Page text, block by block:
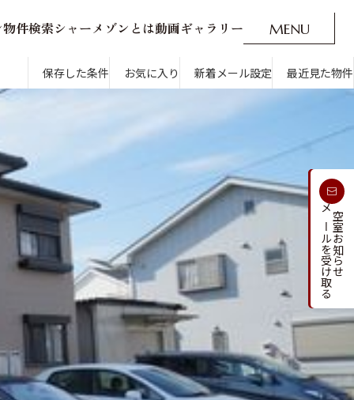
物件検索シ ャーメ ゾン とは動画ギャ ラ リ ー MENU
O
新着メール設定 最近見た物件 CLOSE
通勤・通学時間から探す
人気のカテゴリから探す
ショップを探す
新着メールを
受け取る
保存した条件 お気に入り 新着メール設定 最近見た物件
空室お知らせ
メールを受け取る